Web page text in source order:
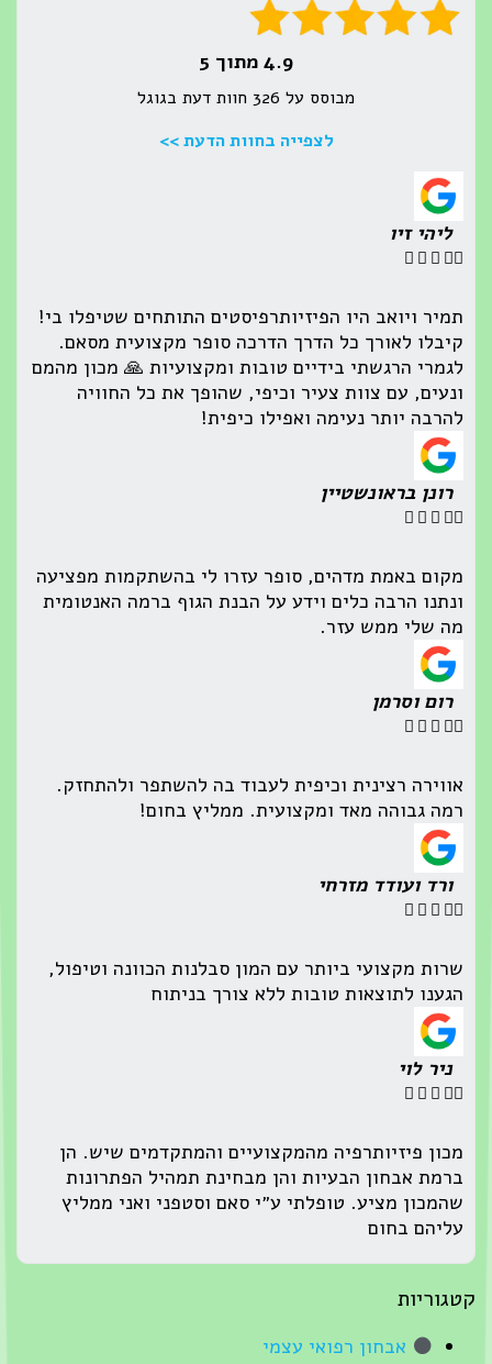
4.9 מתוך 5
מבוסס על 326 חוות דעת בגוגל
לצפייה בחוות הדעת >>
ליהי זיו

תמיר ויואב היו הפיזיותרפיסטים התותחים שטיפלו בי!
קיבלו לאורך כל הדרך הדרכה סופר מקצועית מסאם.
לגמרי הרגשתי בידיים טובות ומקצועיות 🙏 מכון מהמם
ונעים, עם צוות צעיר וכיפי, שהופך את כל החוויה
להרבה יותר נעימה ואפילו כיפית!
רונן בראונשטיין

מקום באמת מדהים, סופר עזרו לי בהשתקמות מפציעה
ונתנו הרבה כלים וידע על הבנת הגוף ברמה האנטומית
מה שלי ממש עזר.
רום וסרמן

אווירה רצינית וכיפית לעבוד בה להשתפר ולהתחזק.
רמה גבוהה מאד ומקצועית. ממליץ בחום!
ורד ועודד מזרחי

שרות מקצועי ביותר עם המון סבלנות הכוונה וטיפול,
הגענו לתוצאות טובות ללא צורך בניתוח
ניר לוי

מכון פיזיותרפיה מהמקצועיים והמתקדמים שיש. הן
ברמת אבחון הבעיות והן מבחינת תמהיל הפתרונות
שהמכון מציע. טופלתי ע״י סאם וסטפני ואני ממליץ
עליהם בחום
קטגוריות
אבחון רפואי עצמי